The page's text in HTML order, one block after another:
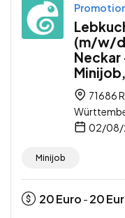
(m/w/
71686
02/08/
Minijob
20Euro - 20